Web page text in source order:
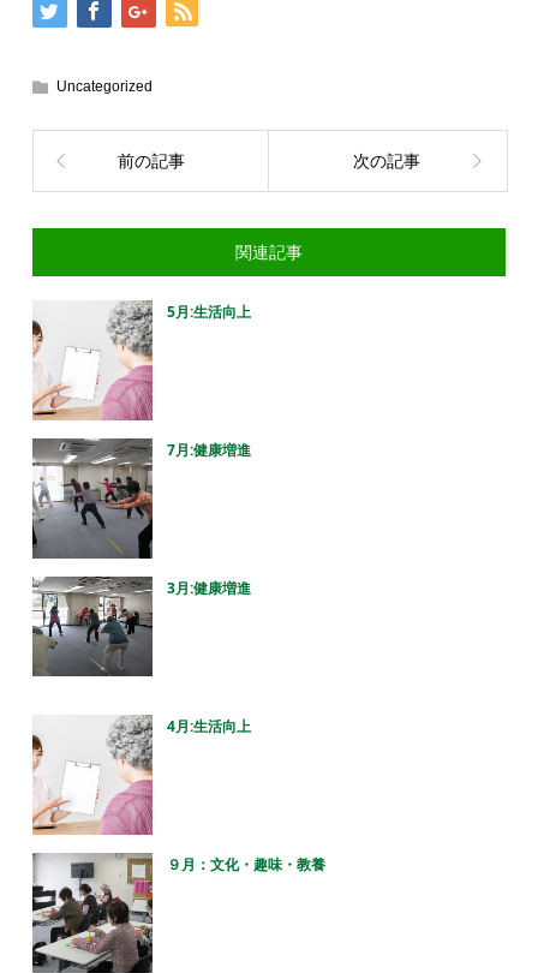
Uncategorized
前の記事 次の記事
関連記事
5月:生活向上
7月:健康増進
3月:健康増進
4月:生活向上
９月：文化・趣味・教養